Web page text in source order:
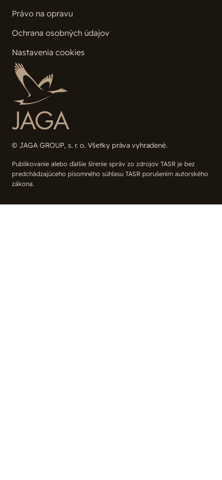
© JAGA GROUP, s. r. o. Všetky práva vyhradené.
Publikovanie alebo ďalšie šírenie správ zo zdrojov TASR je bez
predchádzajúceho písomného súhlasu TASR porušením autorského
zákona.
Právo na opravu
Ochrana osobných údajov
Nastavenia cookies